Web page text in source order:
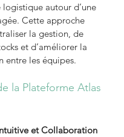
autour d’une
Cette approche
la gestion, de
et d’améliorer la
entre les équipes.
la Plateforme Atlas
et Collaboration